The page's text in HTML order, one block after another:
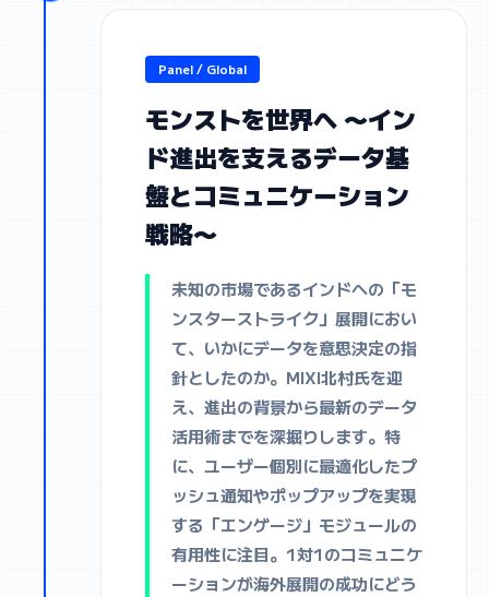
Panel / Global
モンストを世界へ 〜イン
ド進出を支えるデータ基
盤とコミュニケーション
戦略〜
未知の市場であるインドへの「モ
ンスターストライク」展開におい
て、いかにデータを意思決定の指
針としたのか。MIXI北村氏を迎
え、進出の背景から最新のデータ
活用術までを深掘りします。特
に、ユーザー個別に最適化したプ
ッシュ通知やポップアップを実現
する「エンゲージ」モジュールの
有用性に注目。1対1のコミュニケ
ーションが海外展開の成功にどう